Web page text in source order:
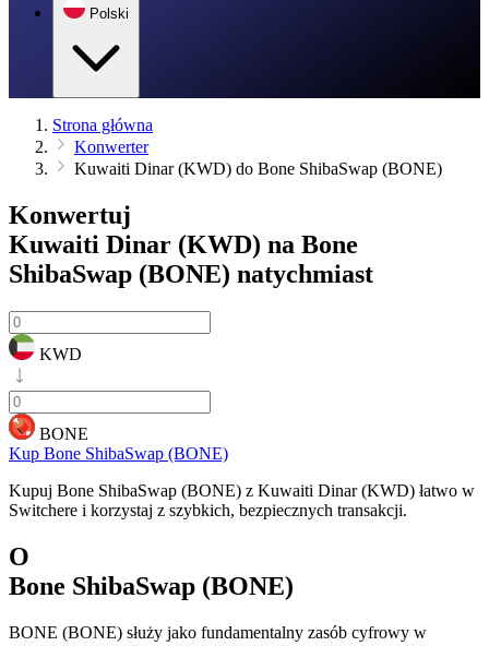
Polski
Strona główna
Konwerter
Kuwaiti Dinar (KWD) do Bone ShibaSwap (BONE)
Konwertuj
Kuwaiti Dinar (KWD) na Bone
ShibaSwap (BONE) natychmiast
KWD
BONE
Kup Bone ShibaSwap (BONE)
Kupuj Bone ShibaSwap (BONE) z Kuwaiti Dinar (KWD) łatwo w
Switchere i korzystaj z szybkich, bezpiecznych transakcji.
O
Bone ShibaSwap (BONE)
BONE (BONE) służy jako fundamentalny zasób cyfrowy w